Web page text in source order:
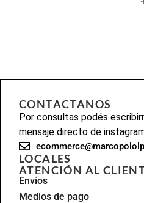
CONTACTANOS
Por consultas podés
mensaje directo de
LOCALES
ATENCIÓN AL
Envíos
Medios de pago